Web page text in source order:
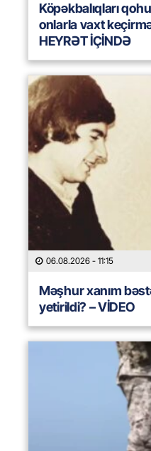
Köpəkbalıqları
onlarla vaxt
HEYRƏT İÇİNDƏ
06.08.2026 - 11:15
Məşhur xanım
yetirildi? – VİDEO